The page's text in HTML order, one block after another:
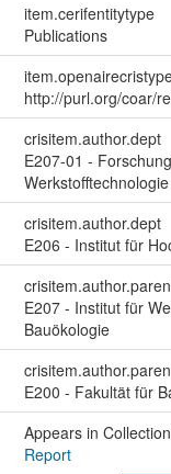
item.cerifentitytype
Publications
http://purl.org/coar/
crisitem.author.dept
E207-01 -
Werkstofftechnologie
crisitem.author.dept
E206 - Institut für
E207 - Institut für
Bauökologie
E200 - Fakultät für
Appears in
Report